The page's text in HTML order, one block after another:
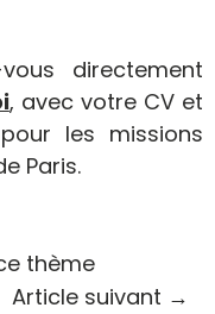
directement
, avec votre CV et
les missions
Paris.
thème
Article suivant →